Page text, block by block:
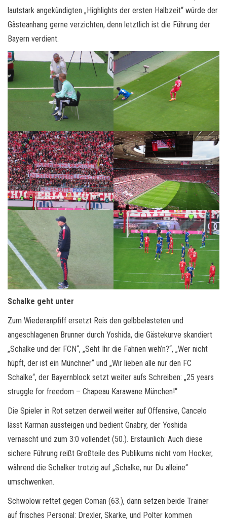
lautstark angekündigten „Highlights der ersten Halbzeit“ würde der
Gästeanhang gerne verzichten, denn letztlich ist die Führung der
Bayern verdient.
Schalke geht unter
Zum Wiederanpfiff ersetzt Reis den gelbbelasteten und
angeschlagenen Brunner durch Yoshida, die Gästekurve skandiert
„Schalke und der FCN“, „Seht Ihr die Fahnen weh’n?“, „Wer nicht
hüpft, der ist ein Münchner“ und „Wir lieben alle nur den FC
Schalke“, der Bayernblock setzt weiter aufs Schreiben: „25 years
struggle for freedom – Chapeau Karawane München!“
Die Spieler in Rot setzen derweil weiter auf Offensive, Cancelo
lässt Karman aussteigen und bedient Gnabry, der Yoshida
vernascht und zum 3:0 vollendet (50.). Erstaunlich: Auch diese
sichere Führung reißt Großteile des Publikums nicht vom Hocker,
während die Schalker trotzig auf „Schalke, nur Du alleine“
umschwenken.
Schwolow rettet gegen Coman (63.), dann setzen beide Trainer
auf frisches Personal: Drexler, Skarke, und Polter kommen